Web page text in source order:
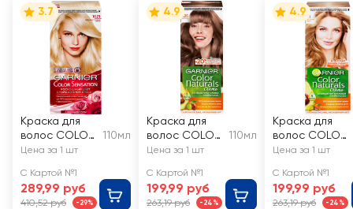
3.7
Краска для
волос COLOR
SENSATION
Перламутров
ый шелк
110мл
Цена за 1 шт
С Картой №1
289,99 руб
410,52 руб -29%
4.9
Краска для
волос COLOR
NATURALS 6.25
маслами
110мл
Цена за 1 шт
С Картой №1
199,99 руб
263,19 руб -24%
4.9
Краска для
волос COLOR
NATURALS 8.1
берег, с 3
маслами
Цена за 1 шт
С Картой №1
199,99 руб
263,19 руб -24%